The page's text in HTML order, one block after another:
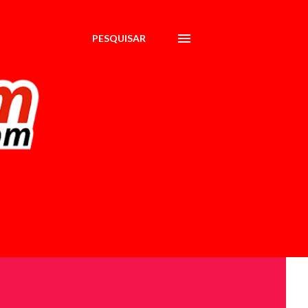
PESQUISAR